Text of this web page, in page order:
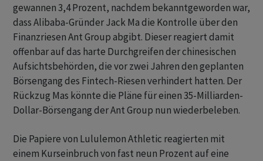
gewannen 3,4 Prozent, nachdem bekanntgeworden war,
dass Alibaba-Gründer Jack Ma die Kontrolle über den
Finanzriesen Ant Group abgibt. Dieser reagiert damit
offenbar auf das harte Durchgreifen der chinesischen
Aufsichtsbehörden, die vor zwei Jahren den geplanten
Börsengang des Fintech-Riesen verhindert hatten. Der
Rückzug Mas könnte die Pläne für einen 35-Milliarden-
Dollar-Börsengang der Ant Group nun wiederbeleben.
Die Papiere von Lululemon Athletic reagierten mit
einem Kurseinbruch von fast neun Prozent auf eine